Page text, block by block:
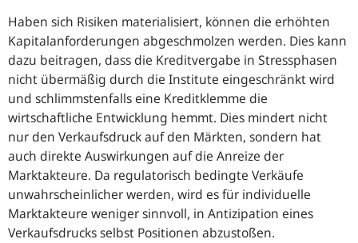
Haben sich Risiken materialisiert, können die erhöhten
Kapitalanforderungen abgeschmolzen werden. Dies kann
dazu beitragen, dass die Kreditvergabe in Stressphasen
nicht übermäßig durch die Institute eingeschränkt wird
und schlimmstenfalls eine Kreditklemme die
wirtschaftliche Entwicklung hemmt. Dies mindert nicht
nur den Verkaufsdruck auf den Märkten, sondern hat
auch direkte Auswirkungen auf die Anreize der
Marktakteure. Da regulatorisch bedingte Verkäufe
unwahrscheinlicher werden, wird es für individuelle
Marktakteure weniger sinnvoll, in Antizipation eines
Verkaufsdrucks selbst Positionen abzustoßen.